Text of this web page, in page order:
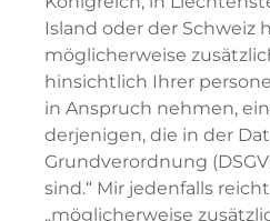
Island oder der Schweiz
möglicherweise
hinsichtlich Ihrer
in Anspruch nehmen,
derjenigen, die in der
Grundverordnung
sind.“ Mir jedenfalls
„möglicherweise